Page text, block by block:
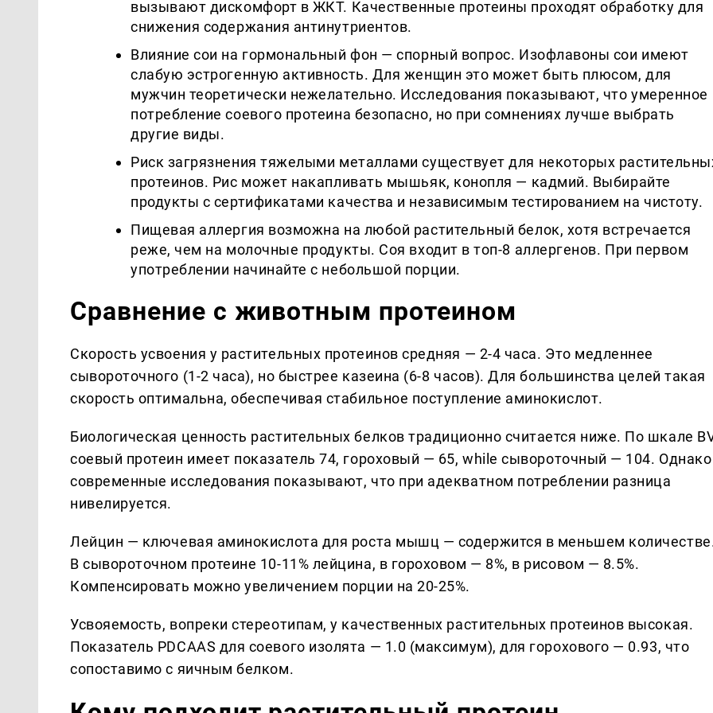
вызывают дискомфорт в ЖКТ. Качественные протеины проходят обработку для
снижения содержания антинутриентов.
Влияние сои на гормональный фон — спорный вопрос. Изофлавоны сои имеют
слабую эстрогенную активность. Для женщин это может быть плюсом, для
мужчин теоретически нежелательно. Исследования показывают, что умеренное
потребление соевого протеина безопасно, но при сомнениях лучше выбрать
другие виды.
Риск загрязнения тяжелыми металлами существует для некоторых
протеинов. Рис может накапливать мышьяк, конопля — кадмий. Выбирайте
продукты с сертификатами качества и независимым тестированием на чистоту.
Пищевая аллергия возможна на любой растительный белок, хотя встречается
реже, чем на молочные продукты. Соя входит в топ-8 аллергенов. При первом
употреблении начинайте с небольшой порции.
Сравнение с животным протеином
Скорость усвоения у растительных протеинов средняя — 2-4 часа. Это медленнее
сывороточного (1-2 часа), но быстрее казеина (6-8 часов). Для большинства целей такая
скорость оптимальна, обеспечивая стабильное поступление аминокислот.
Биологическая ценность растительных белков традиционно считается ниже. По шкале
соевый протеин имеет показатель 74, гороховый — 65, while сывороточный — 104. Однако
современные исследования показывают, что при адекватном потреблении разница
нивелируется.
Лейцин — ключевая аминокислота для роста мышц — содержится в меньшем
В сывороточном протеине 10-11% лейцина, в гороховом — 8%, в рисовом — 8.5%.
Компенсировать можно увеличением порции на 20-25%.
Усвояемость, вопреки стереотипам, у качественных растительных протеинов высокая.
Показатель PDCAAS для соевого изолята — 1.0 (максимум), для горохового — 0.93, что
сопоставимо с яичным белком.